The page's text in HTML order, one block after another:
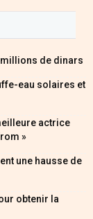
millions de dinars
eau solaires et
actrice
»
une hausse de
obtenir la